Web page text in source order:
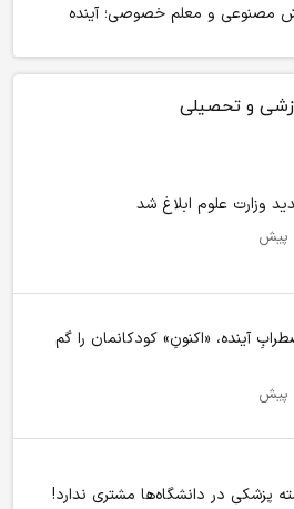
مصنوعی و معلم خصوصی؛ آینده
و تحصیلی
وزارت علوم ابلاغ شد
آینده، «اکنونِ» کودکانمان را گم